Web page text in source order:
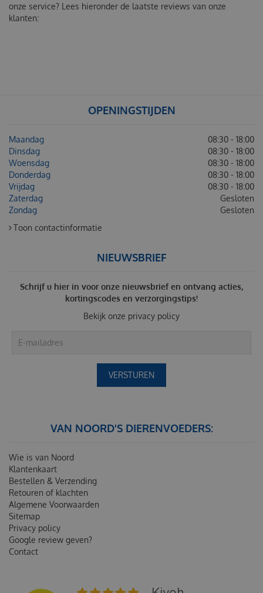
onze service? Lees hieronder de laatste reviews van onze
klanten:
OPENINGSTIJDEN
Maandag
08:30 - 18:00
Dinsdag
08:30 - 18:00
Woensdag
08:30 - 18:00
Donderdag
08:30 - 18:00
Vrijdag
08:30 - 18:00
Zaterdag
Gesloten
Zondag
Gesloten
Toon contactinformatie
NIEUWSBRIEF
Schrijf u hier in voor onze nieuwsbrief en ontvang acties,
kortingscodes en verzorgingstips!
Bekijk onze privacy policy
VAN NOORD'S DIERENVOEDERS:
Wie is van Noord
Klantenkaart
Bestellen & Verzending
Retouren of klachten
Algemene Voorwaarden
Sitemap
Privacy policy
Google review geven?
Contact